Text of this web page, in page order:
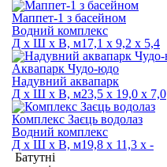
Маппет-1 з басейном
Водний комплекс
Д х Ш х В, м17,1 х 9,2 х 5,4
Аквапарк Чудо-юдо
Надувний аквапарк
Д х Ш х В, м23,5 х 19,0 х 7,0
Комплекс Заєць водолаз
Водний комплекс
Д х Ш х В, м19,8 х 11,3 х -
Батутні